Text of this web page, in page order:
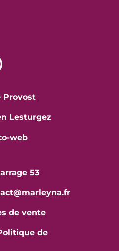
Provost
Lesturgez
web
53
de vente
de